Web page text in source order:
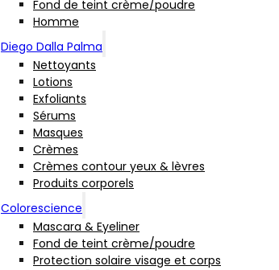
Fond de teint crème/poudre
Homme
Diego Dalla Palma
Nettoyants
Lotions
Exfoliants
Sérums
Masques
Crèmes
Crèmes contour yeux & lèvres
Produits corporels
Colorescience
Mascara & Eyeliner
Fond de teint crème/poudre
Protection solaire visage et corps